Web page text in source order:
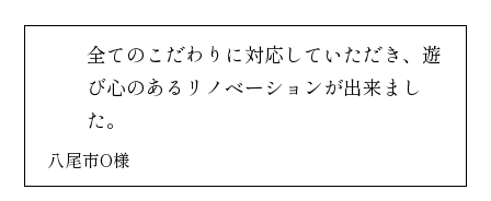
全てのこだわりに対応していただき、遊
び心のあるリノベーションが出来まし
た。
八尾市O様